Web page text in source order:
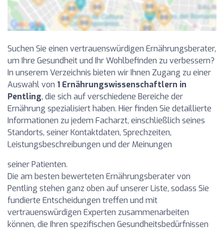
Suchen Sie einen vertrauenswürdigen Ernährungsberater,
um Ihre Gesundheit und Ihr Wohlbefinden zu verbessern?
In unserem Verzeichnis bieten wir Ihnen Zugang zu einer
Auswahl von 1 Ernährungswissenschaftlern in
Pentling, die sich auf verschiedene Bereiche der
Ernährung spezialisiert haben. Hier finden Sie detaillierte
Informationen zu jedem Facharzt, einschließlich seines
Standorts, seiner Kontaktdaten, Sprechzeiten,
Leistungsbeschreibungen und der Meinungen
seiner Patienten.
Die am besten bewerteten Ernährungsberater von
Pentling stehen ganz oben auf unserer Liste, sodass Sie
fundierte Entscheidungen treffen und mit
vertrauenswürdigen Experten zusammenarbeiten
können, die Ihren spezifischen Gesundheitsbedürfnissen